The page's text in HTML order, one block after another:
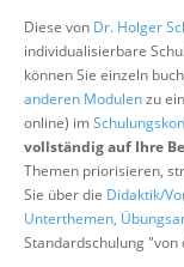
Diese von Dr. Holger
individualisierbare
können Sie einzeln
anderen Modulenzu
online) im
vollständig auf Ihre
Themen priorisieren,
Sie über die Didaktik/
Unterthemen,
Standardschulung "von